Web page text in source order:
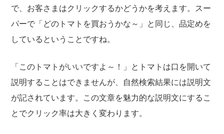
で、お客さまはクリックするかどうかを考えます。スー
パーで「どのトマトを買おうかな～」と同じ、品定めを
しているということですね。
「このトマトがいいですよ～！」とトマトは口を開いて
説明することはできませんが、自然検索結果には説明文
が記されています。この文章を魅力的な説明文にするこ
とでクリック率は大きく変わります。